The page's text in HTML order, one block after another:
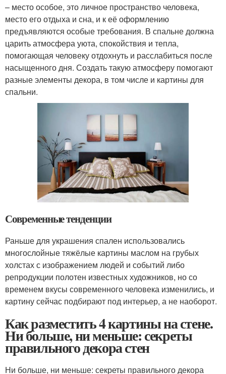
– место особое, это личное пространство человека,
место его отдыха и сна, и к её оформлению
предъявляются особые требования. В спальне должна
царить атмосфера уюта, спокойствия и тепла,
помогающая человеку отдохнуть и расслабиться после
насыщенного дня. Создать такую атмосферу помогают
разные элементы декора, в том числе и картины для
спальни.
Современные тенденции
Раньше для украшения спален использовались
многослойные тяжёлые картины маслом на грубых
холстах с изображением людей и событий либо
репродукции полотен известных художников, но со
временем вкусы современного человека изменились, и
картину сейчас подбирают под интерьер, а не наоборот.
Как разместить 4 картины на стене.
Ни больше, ни меньше: секреты
правильного декора стен
Ни больше, ни меньше: секреты правильного декора